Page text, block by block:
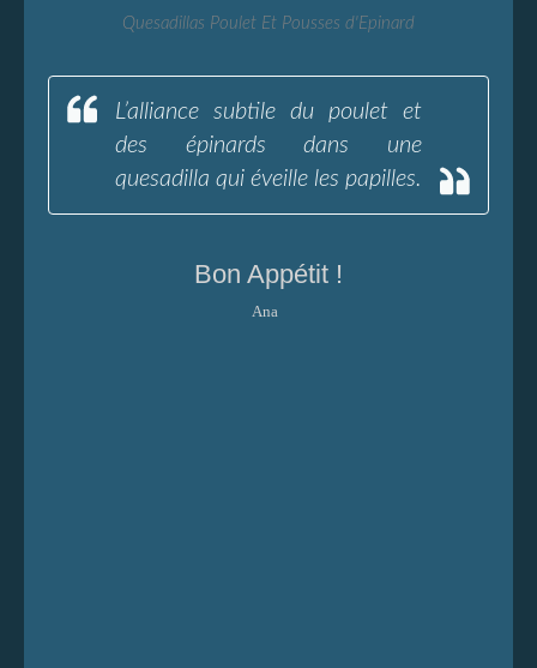
Quesadillas Poulet Et Pousses d'Epinard
L’alliance subtile du poulet et
des épinards dans une
quesadilla qui éveille les papilles.
Bon Appétit !
Ana